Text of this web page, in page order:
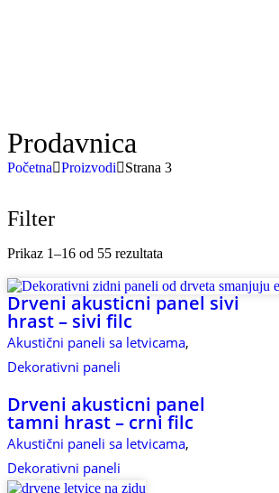
Prodavnica
Početna Proizvodi Strana 3
Filter
Prikaz 1–16 od 55 rezultata
Drveni akusticni panel sivi
hrast – sivi filc
Akustični paneli sa letvicama,
Dekorativni paneli
Drveni akusticni panel
tamni hrast – crni filc
Akustični paneli sa letvicama,
Dekorativni paneli